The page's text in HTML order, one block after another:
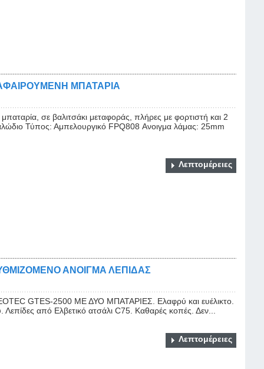
ΜΠΑΤΑΡΙΑ
σε βαλιτσάκι μεταφοράς, πλήρες με φορτιστή και 2
Τύπος: Αμπελουργικό FPQ808 Ανοιγμα λάμας: 25mm
Λεπτομέρειες
ΑΝΟΙΓΜΑ ΛΕΠΙΔΑΣ
GTES-2500 ΜΕ ΔΥΟ ΜΠΑΤΑΡΙΕΣ. Ελαφρύ και ευέλικτο.
Λεπίδες από Ελβετικό ατσάλι C75. Καθαρές κοπές. Δεν...
Λεπτομέρειες